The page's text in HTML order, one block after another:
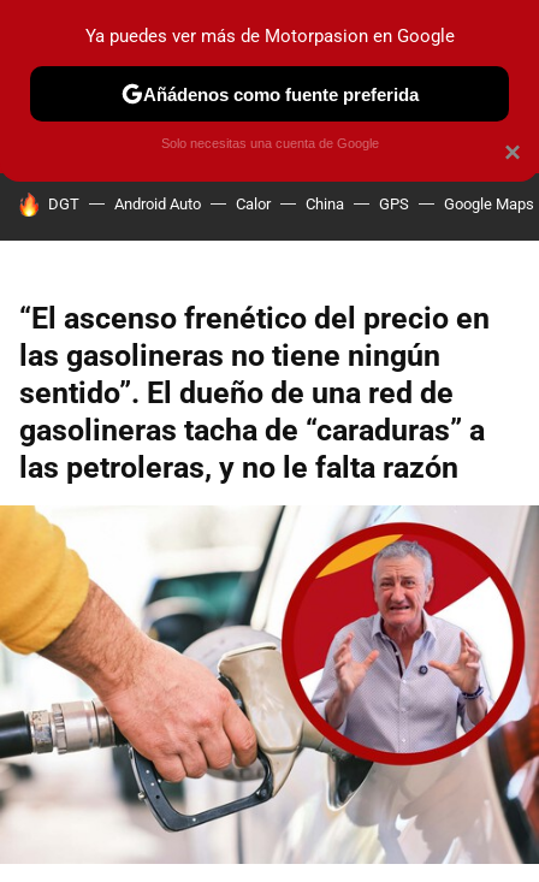
PRUEBAS COCHES ELÉCTRICOS OBSERVATORIO
HOY SE HABLA DE
DGT Android Auto Calor China GPS Google Maps
“El ascenso frenético del precio en
las gasolineras no tiene ningún
sentido”. El dueño de una red de
gasolineras tacha de “caraduras” a
las petroleras, y no le falta razón
×
Ya puedes ver más de Motorpasion en Google
Añádenos como fuente preferida
Solo necesitas una cuenta de Google